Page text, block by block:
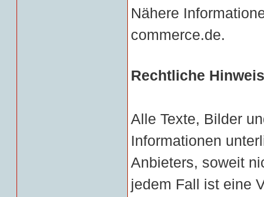
Nähere
commerce.de.
Rechtliche
Alle Texte, Bilder
Informationen
Anbieters, soweit
jedem Fall ist eine